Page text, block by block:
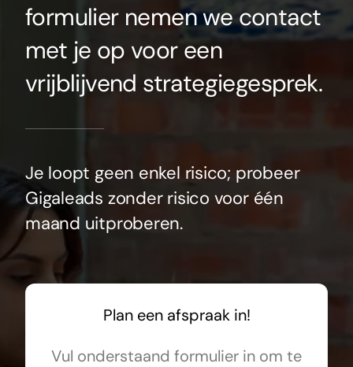
formulier nemen we contact
met je op voor een
vrijblijvend strategiegesprek.
Je loopt geen enkel risico; probeer
Gigaleads zonder risico voor één
maand uitproberen.
Plan een afspraak in!
Vul onderstaand formulier in om te